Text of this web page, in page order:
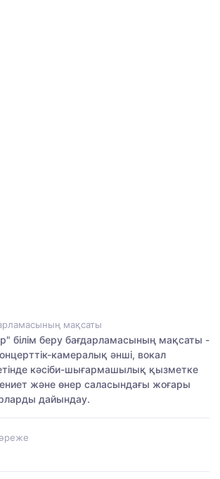
мақсаты
білім беру бағдарламасының мақсаты -
камералық әнші, вокал
кәсіби-шығармашылық қызметке
және өнер саласындағы жоғары
дайындау.